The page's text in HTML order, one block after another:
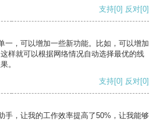
支持[0] 反对[0]
一，可以增加一些新功能。比如，可以增加
样就可以根据网络情况自动选择最优的线
。
支持[0] 反对[0]
手，让我的工作效率提高了50%，让我能够